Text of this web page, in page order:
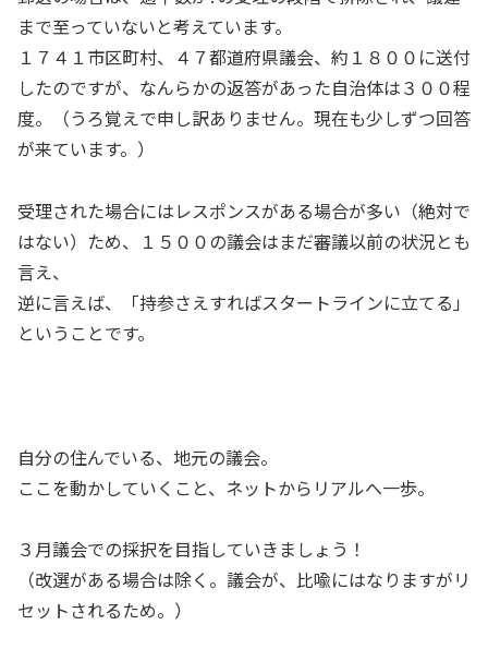
まで至っていないと考えています。
１７４１市区町村、４７都道府県議会、約１８００に送付
したのですが、なんらかの返答があった自治体は３００程
度。（うろ覚えで申し訳ありません。現在も少しずつ回答
が来ています。）
受理された場合にはレスポンスがある場合が多い（絶対で
はない）ため、１５００の議会はまだ審議以前の状況とも
言え、
逆に言えば、「持参さえすればスタートラインに立てる」
ということです。
自分の住んでいる、地元の議会。
ここを動かしていくこと、ネットからリアルへ一歩。
３月議会での採択を目指していきましょう！
（改選がある場合は除く。議会が、比喩にはなりますがリ
セットされるため。）